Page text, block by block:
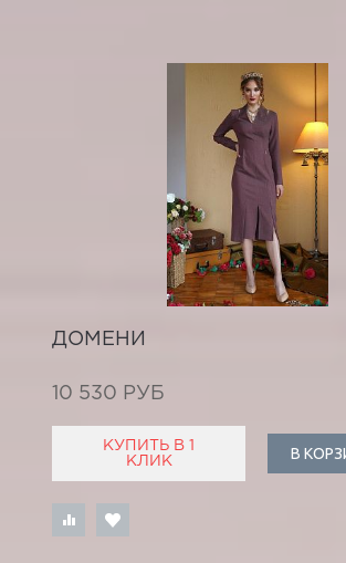
ДОМЕНИ
10 530 РУБ
КУПИТЬ В 1
КЛИК
В